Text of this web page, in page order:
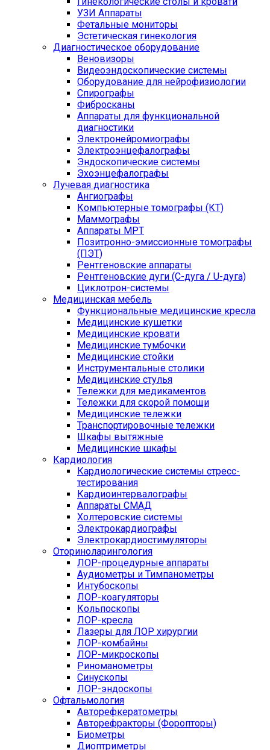
УЗИ Аппараты
Фетальные мониторы
Эстетическая гинекология
Диагностическое оборудование
Веновизоры
Видеоэндоскопические системы
Оборудование для нейрофизиологии
Спирографы
Фибросканы
Аппараты для функциональной
диагностики
Электронейромиографы
Электроэнцефалографы
Эндоскопические системы
Эхоэнцефалографы
Лучевая диагностика
Ангиографы
Компьютерные томографы (КТ)
Маммографы
Аппараты МРТ
Позитронно-эмиссионные томографы
(ПЭТ)
Рентгеновские аппараты
Рентгеновские дуги (С-дуга / U-дуга)
Циклотрон-системы
Медицинская мебель
Функциональные медицинские кресла
Медицинские кушетки
Медицинские кровати
Медицинские тумбочки
Медицинские стойки
Инструментальные столики
Медицинские стулья
Тележки для медикаментов
Тележки для скорой помощи
Медицинские тележки
Транспортировочные тележки
Шкафы вытяжные
Медицинские шкафы
Кардиология
Кардиологические системы стресс-
тестирования
Кардиоинтервалографы
Аппараты СМАД
Холтеровские системы
Электрокардиографы
Электрокардиостимуляторы
Оториноларингология
ЛОР-процедурные аппараты
Аудиометры и Тимпанометры
Интубоскопы
ЛОР-коагуляторы
Кольпоскопы
ЛОР-кресла
Лазеры для ЛОР хирургии
ЛОР-комбайны
ЛОР-микроскопы
Риноманометры
Синускопы
ЛОР-эндоскопы
Офтальмология
Авторефкератометры
Авторефракторы (Форопторы)
Биометры
Диоптриметры